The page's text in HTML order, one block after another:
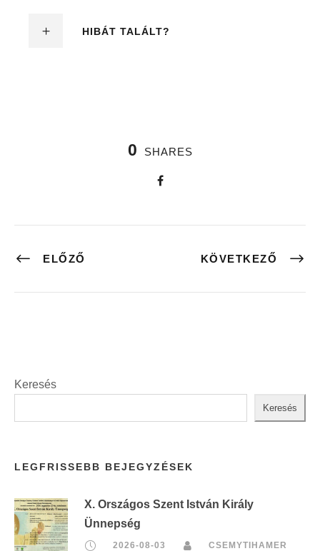
HIBÁT TALÁLT?
0 SHARES
ELŐZŐ KÖVETKEZŐ
Keresés
Keresés
LEGFRISSEBB BEJEGYZÉSEK
X. Országos Szent István Király
Ünnepség
2026-08-03 CSEMYTIHAMER